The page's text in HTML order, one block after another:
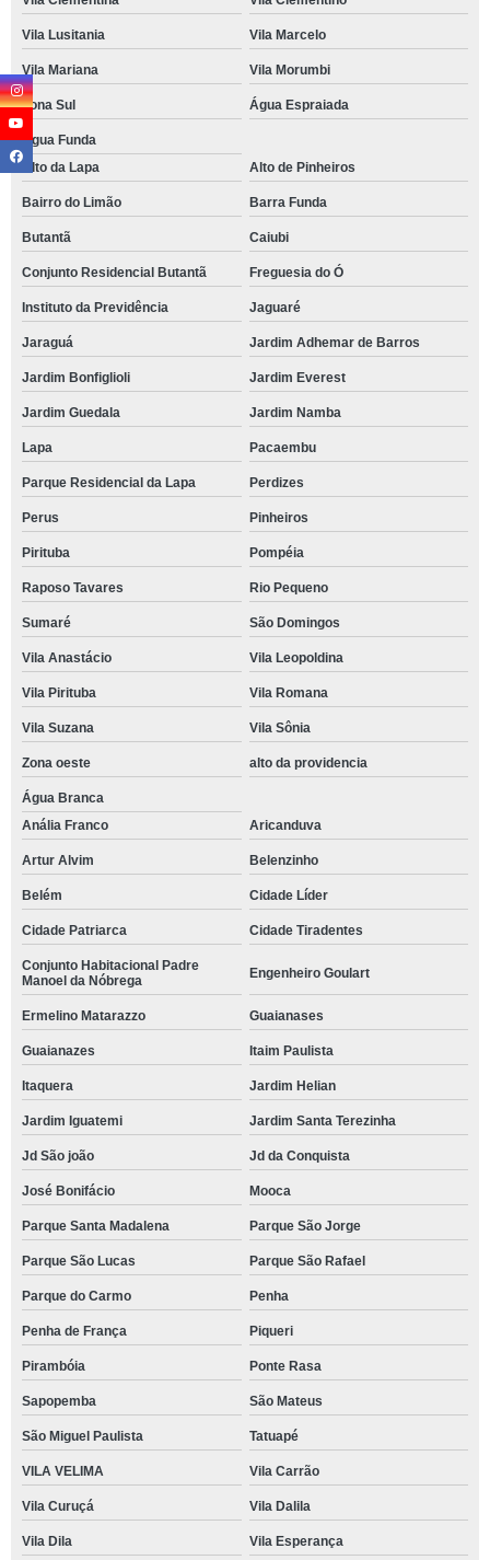
Vila Lusitania Vila Marcelo
Vila Mariana Vila Morumbi
Zona Sul Água Espraiada
Água Funda
Alto da Lapa
Alto de Pinheiros
Bairro do Limão Barra Funda
Butantã Caiubi
Conjunto Residencial Butantã Freguesia do Ó
Instituto da Previdência Jaguaré
Jaraguá Jardim Adhemar de Barros
Jardim Bonfiglioli Jardim Everest
Jardim Guedala Jardim Namba
Lapa Pacaembu
Parque Residencial da Lapa Perdizes
Perus Pinheiros
Pirituba Pompéia
Raposo Tavares Rio Pequeno
Sumaré São Domingos
Vila Anastácio Vila Leopoldina
Vila Pirituba Vila Romana
Vila Suzana Vila Sônia
Zona oeste alto da providencia
Água Branca
Anália Franco
Aricanduva
Artur Alvim Belenzinho
Belém Cidade Líder
Cidade Patriarca Cidade Tiradentes
Conjunto Habitacional Padre
Manoel da Nóbrega
Engenheiro Goulart
Ermelino Matarazzo Guaianases
Guaianazes Itaim Paulista
Itaquera Jardim Helian
Jardim Iguatemi Jardim Santa Terezinha
Jd São joão Jd da Conquista
José Bonifácio Mooca
Parque Santa Madalena Parque São Jorge
Parque São Lucas Parque São Rafael
Parque do Carmo Penha
Penha de França Piqueri
Pirambóia Ponte Rasa
Sapopemba São Mateus
São Miguel Paulista Tatuapé
VILA VELIMA Vila Carrão
Vila Curuçá Vila Dalila
Vila Dila Vila Esperança